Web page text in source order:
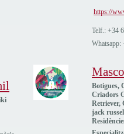
https://
Telf.: +34
Whatsapp:
Botigues,
Criadors
Retriever,
jack